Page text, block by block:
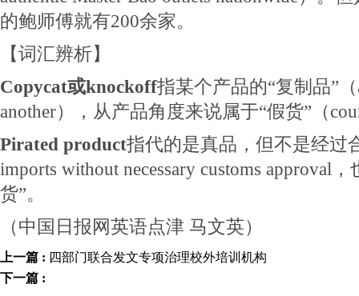
的鲍师傅就有200余家。
【词汇辨析】
Copycat或knockoff指某个产品的“复制品”
another），从产品角度来说属于“假货”（
Pirated product指代的是真品，但不是经过
imports without necessary customs approval
货”。
（中国日报网英语点津 马文英）
上一篇 : 四部门联合发文专项治理校外培训机构
下一篇 :